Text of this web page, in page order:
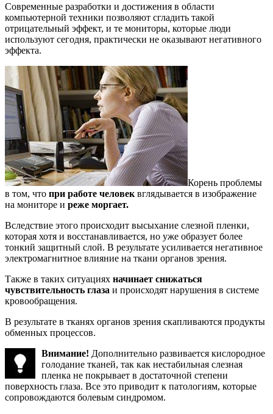
Современные разработки и достижения в области
компьютерной техники позволяют сгладить такой
отрицательный эффект, и те мониторы, которые люди
используют сегодня, практически не оказывают негативного
эффекта.
Корень проблемы
в том, что при работе человек вглядывается в изображение
на мониторе и реже моргает.
Вследствие этого происходит высыхание слезной пленки,
которая хотя и восстанавливается, но уже образует более
тонкий защитный слой. В результате усиливается негативное
электромагнитное влияние на ткани органов зрения.
Также в таких ситуациях начинает снижаться
чувствительность глаза и происходят нарушения в системе
кровообращения.
В результате в тканях органов зрения скапливаются продукты
обменных процессов.
Внимание! Дополнительно развивается кислородное
голодание тканей, так как нестабильная слезная
пленка не покрывает в достаточной степени
поверхность глаза. Все это приводит к патологиям, которые
сопровождаются болевым синдромом.